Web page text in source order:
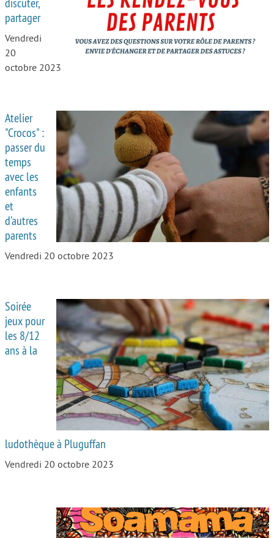
partager
Vendredi
20
octobre 2023
Atelier
"Crocos" :
passer du
temps
avec les
enfants
et
d’autres
parents
Vendredi 20 octobre 2023
Soirée
jeux pour
les 8/12
ans à la
ludothèque à Pluguffan
Vendredi 20 octobre 2023